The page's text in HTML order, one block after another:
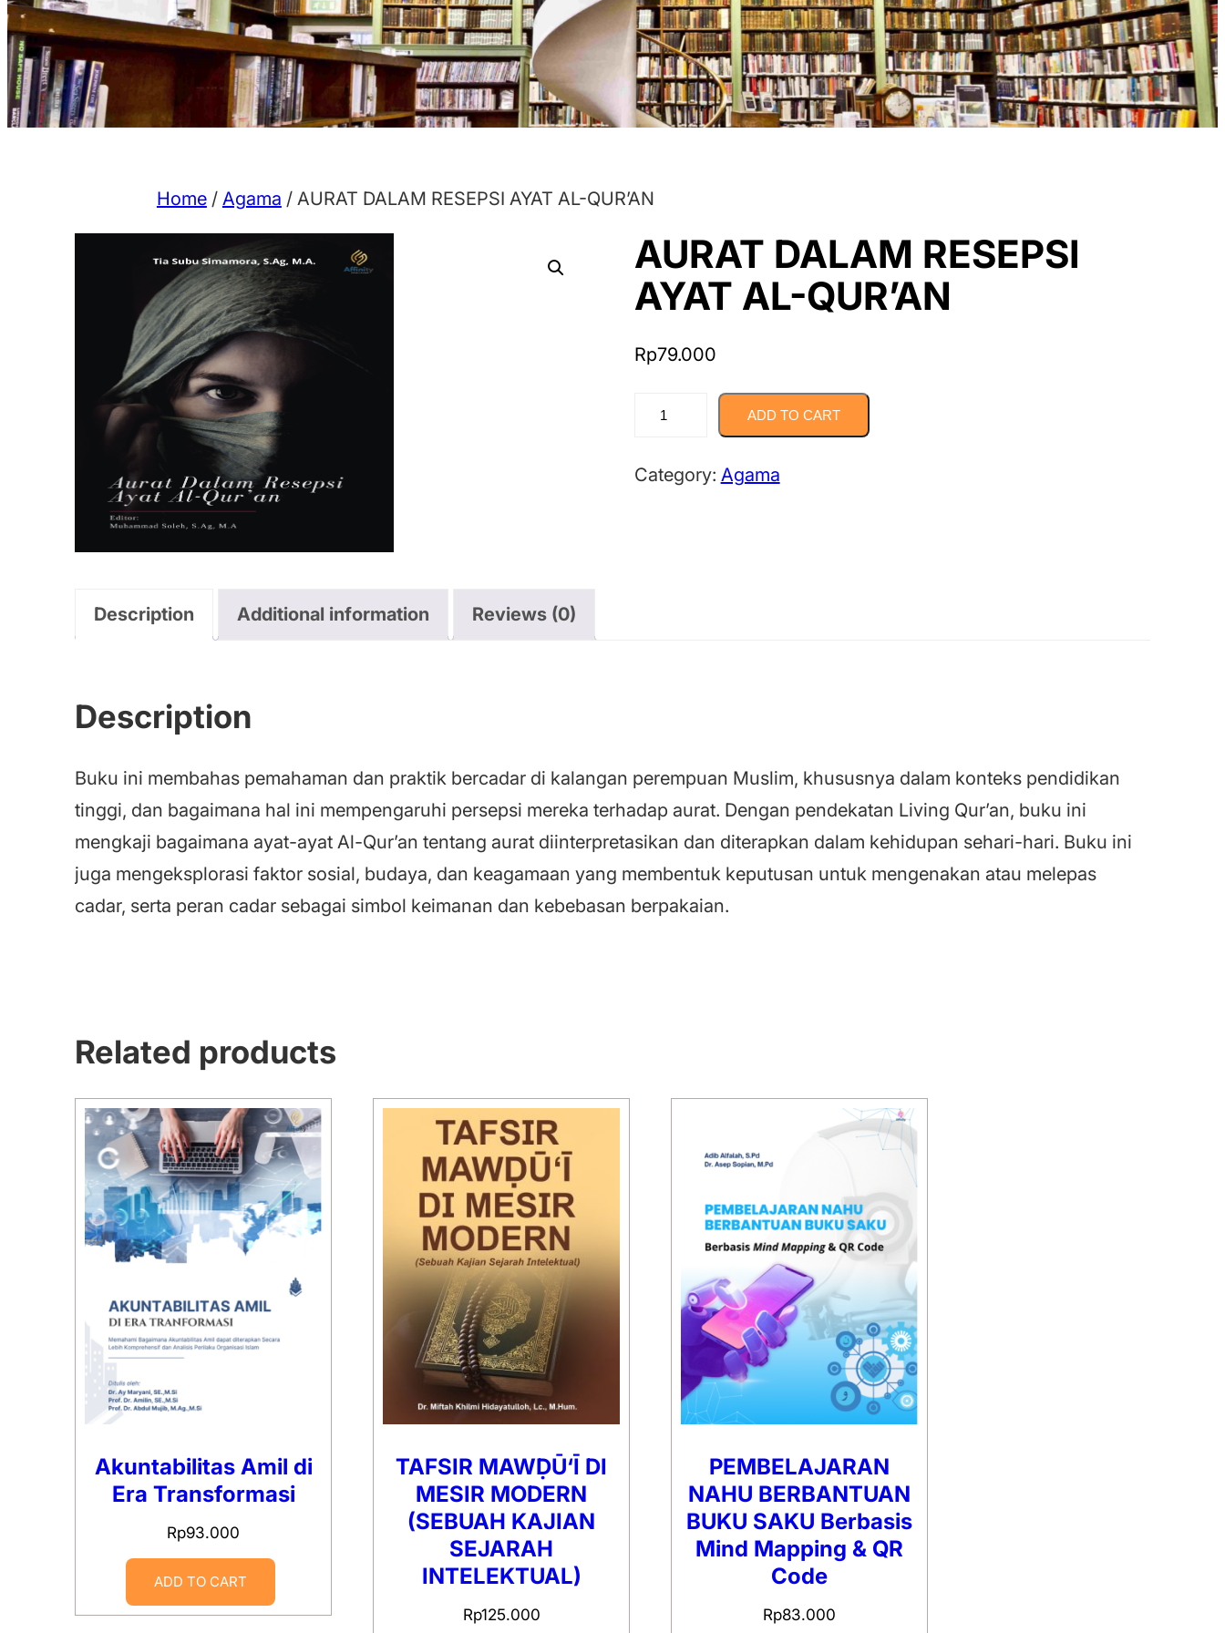
Home/ Agama / AURAT DALAM RESEPSI AYAT AL-QUR’AN
AURAT DALAM RESEPSI
AYAT AL-QUR’AN
Rp79.000
AURAT
RESEPSI
ADD TO CART
Category: Agama
Description Additional information Reviews (0)
Description
Buku ini membahas pemahaman dan praktik bercadar di kalangan perempuan Muslim, khususnya dalam konteks pendidikan
tinggi, dan bagaimana hal ini mempengaruhi persepsi mereka terhadap aurat. Dengan pendekatan Living Qur’an, buku ini
mengkaji bagaimana ayat-ayat Al-Qur’an tentang aurat diinterpretasikan dan diterapkan dalam kehidupan sehari-hari. Buku ini
juga mengeksplorasi faktor sosial, budaya, dan keagamaan yang membentuk keputusan untuk mengenakan atau melepas
cadar, serta peran cadar sebagai simbol keimanan dan kebebasan berpakaian.
Related products
Akuntabilitas Amil di
Era Transformasi
Rp93.000
ADD TO CART
TAFSIR MAWḌŪ‘Ī DI
MESIR MODERN
(SEBUAH KAJIAN
SEJARAH
INTELEKTUAL)
Rp125.000
PEMBELAJARAN
NAHU BERBANTUAN
BUKU SAKU Berbasis
Mind Mapping & QR
Code
Rp83.000